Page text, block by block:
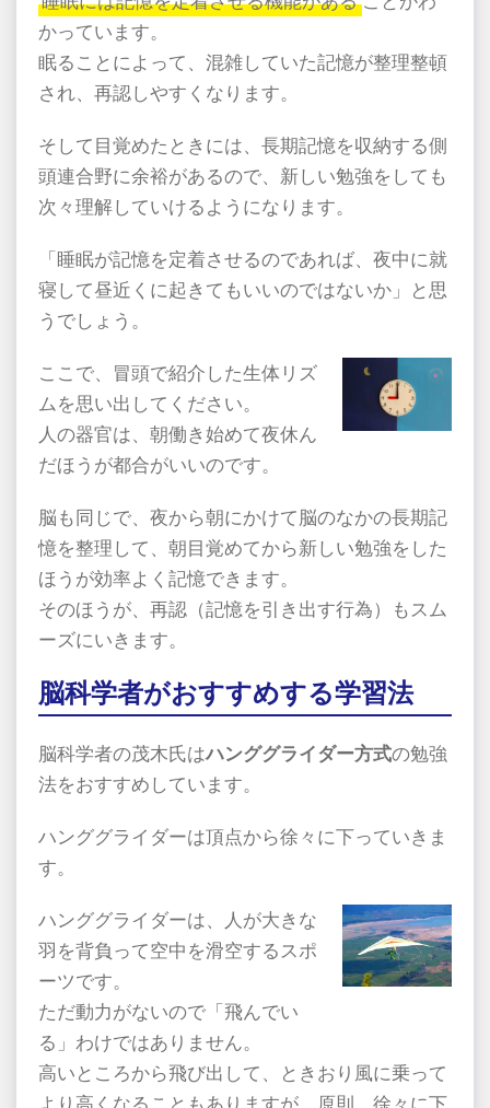
かっています。
眠ることによって、混雑していた記憶が整理整頓
され、再認しやすくなります。
そして目覚めたときには、長期記憶を収納する側
頭連合野に余裕があるので、新しい勉強をしても
次々理解していけるようになります。
「睡眠が記憶を定着させるのであれば、夜中に就
寝して昼近くに起きてもいいのではないか」と思
うでしょう。
ここで、冒頭で紹介した生体リズ
ムを思い出してください。
人の器官は、朝働き始めて夜休ん
だほうが都合がいいのです。
脳も同じで、夜から朝にかけて脳のなかの長期記
憶を整理して、朝目覚めてから新しい勉強をした
ほうが効率よく記憶できます。
そのほうが、再認（記憶を引き出す行為）もスム
ーズにいきます。
脳科学者がおすすめする学習法
脳科学者の茂木氏はハンググライダー方式の勉強
法をおすすめしています。
ハンググライダーは頂点から徐々に下っていきま
す。
ハンググライダーは、人が大きな
羽を背負って空中を滑空するスポ
ーツです。
ただ動力がないので「飛んでい
る」わけではありません。
高いところから飛び出して、ときおり風に乗って